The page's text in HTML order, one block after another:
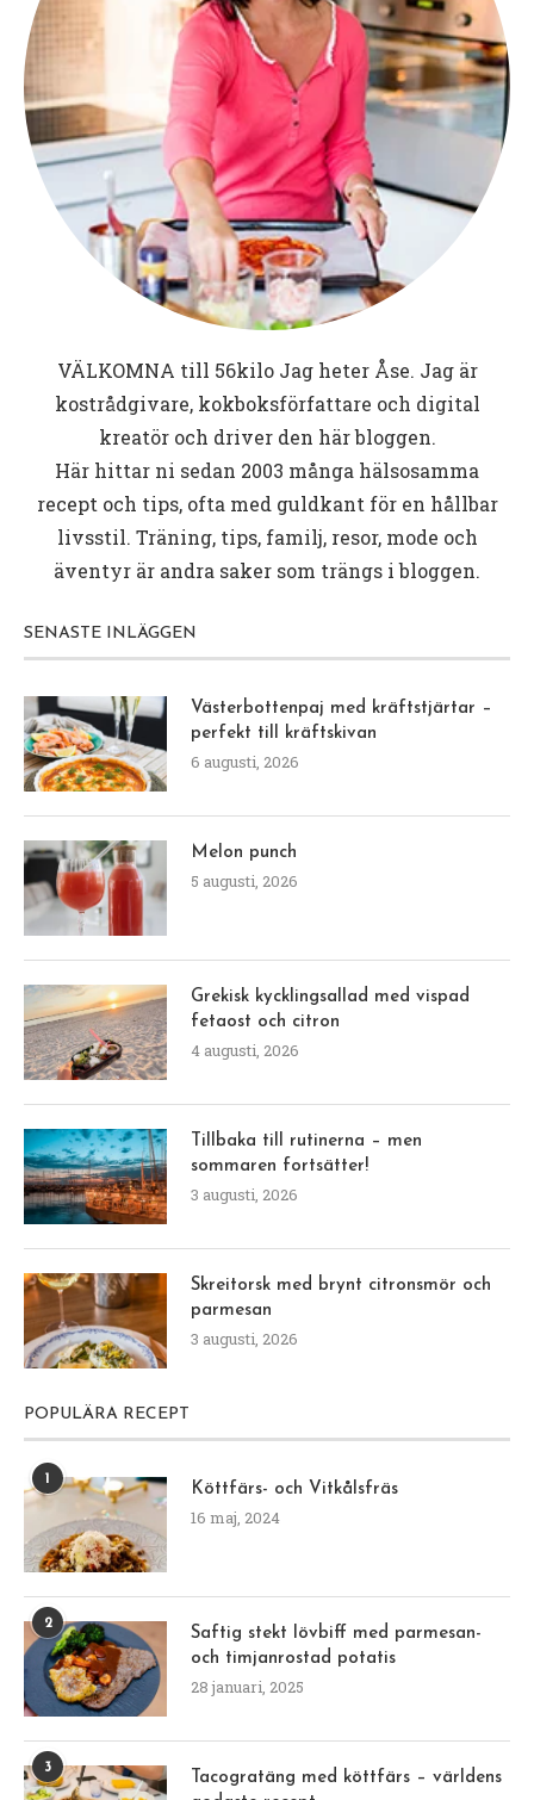
socker (jag tar 0,5 dl sukrin+)
125 gr smält smör
100 gr färskost som philadelphiaost
1 dl vispgrädde
2 tsk bakpulver
4 ägg
Sätt ugnen på 175 gr
Vispa sockerersättning och ägg poröst, smält
Vispa ner smör, philadelphiaost och grädde.
Blanda de torra ingredienserna och rör ner.
Portionera upp i muffinsformar och grädda i ca 25-
30 minuter!
Videoinnehåll
Pepparkaksmuffins (adderade 2 msk
pepparkakskryddor + 2 msk sockerfri lingonsylt)
Tänk på, att även sötsaker som är socker och mjölfria
ska ätas precis som vanliga sötsaker, dvs någon gång
i bland och inte varje dag eller i stället för riktig mat!
LCHF bakverk ska ses som ett sätt att ibland kunna
äta något extra utan att få blodsockerhöjningar. Jag
äter bara LCHF bakverk när vi har gäster, eller en
helgdag eller vid speciella tillfällen, som advent =)
56KILO26ger 35% på DYRASTE varan inkl. över 500
VARUMÄRKEN + ytterligare 5% på kampanj- och
reapriser. Innehåller reklamlänkar
broderie anglaise